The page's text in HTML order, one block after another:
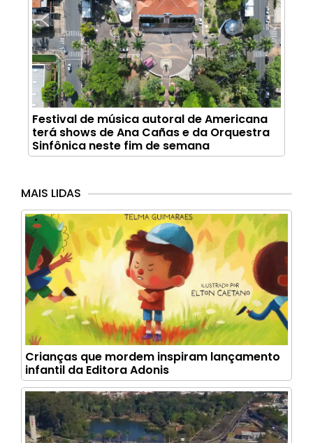
Festival de música autoral de Americana
terá shows de Ana Cañas e da Orquestra
Sinfônica neste fim de semana
MAIS LIDAS
Crianças que mordem inspiram lançamento
infantil da Editora Adonis